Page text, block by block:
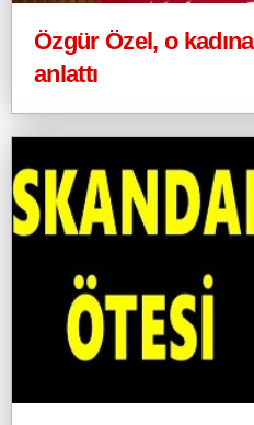
Özgür Özel, o
anlattı